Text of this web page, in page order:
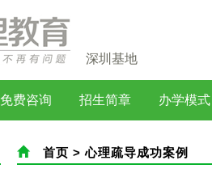
深圳基地
免费咨询 招生简章 办学模式
首页 >心理疏导成功案例